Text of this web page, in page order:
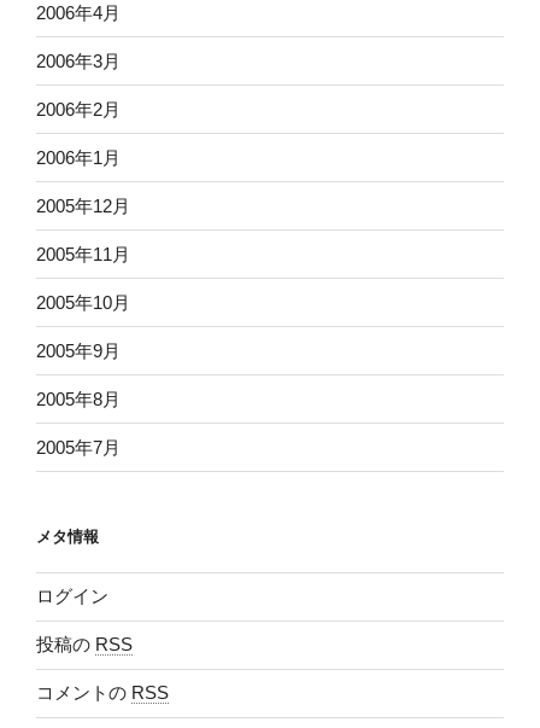
2006年4月
2006年3月
2006年2月
2006年1月
2005年12月
2005年11月
2005年10月
2005年9月
2005年8月
2005年7月
メタ情報
ログイン
投稿の RSS
コメントの RSS